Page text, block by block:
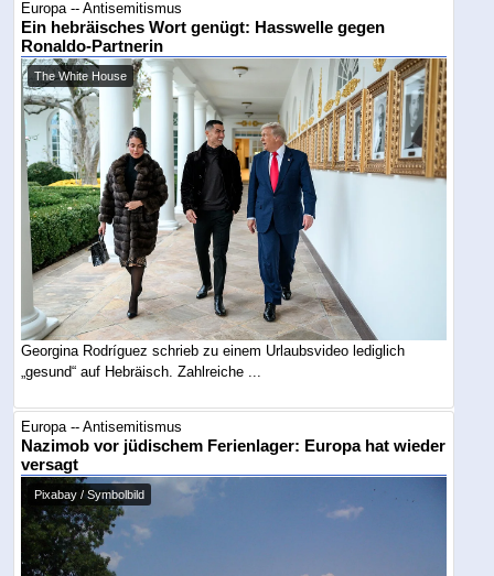
Europa -- Antisemitismus
Ein hebräisches Wort genügt: Hasswelle gegen
Ronaldo-Partnerin
The White House
Georgina Rodríguez schrieb zu einem Urlaubsvideo lediglich
„gesund“ auf Hebräisch. Zahlreiche ...
Europa -- Antisemitismus
Nazimob vor jüdischem Ferienlager: Europa hat wieder
versagt
Pixabay / Symbolbild